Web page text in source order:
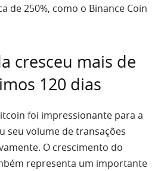
de 250%, como o Binance Coin
cresceu mais de
120 dias
foi impressionante para a
seu volume de transações
O crescimento do
representa um importante